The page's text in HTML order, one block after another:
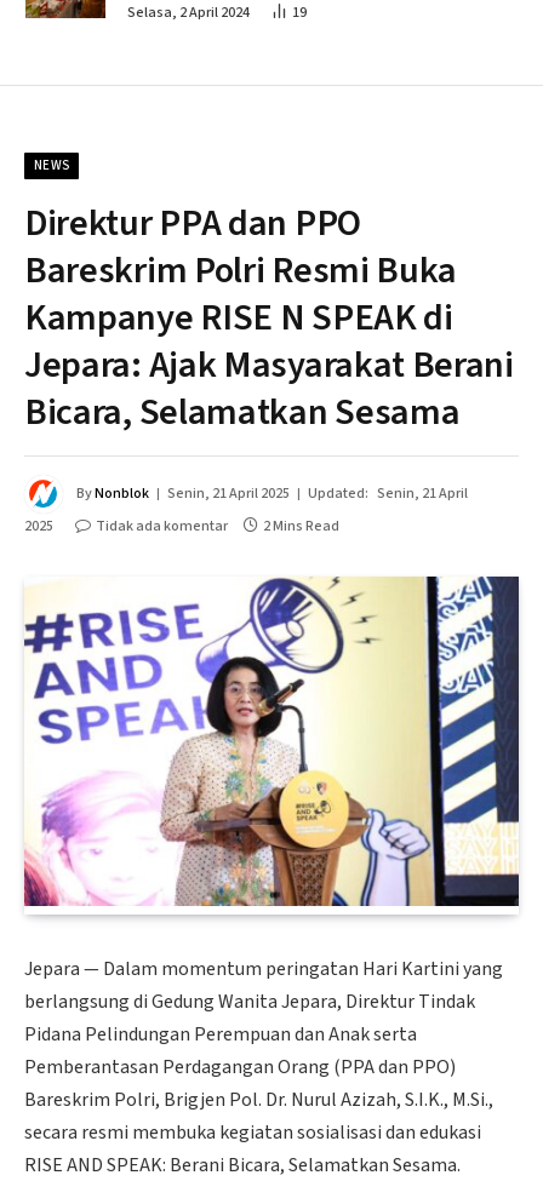
Selasa, 2 April 2024 19
NEWS
Direktur PPA dan PPO
Bareskrim Polri Resmi Buka
Kampanye RISE N SPEAK di
Jepara: Ajak Masyarakat Berani
Bicara, Selamatkan Sesama
ByNonblok Senin, 21 April 2025 Updated: Senin, 21 April
2025
Tidak ada komentar 2 Mins Read
Jepara — Dalam momentum peringatan Hari Kartini yang
berlangsung di Gedung Wanita Jepara, Direktur Tindak
Pidana Pelindungan Perempuan dan Anak serta
Pemberantasan Perdagangan Orang (PPA dan PPO)
Bareskrim Polri, Brigjen Pol. Dr. Nurul Azizah, S.I.K., M.Si.,
secara resmi membuka kegiatan sosialisasi dan edukasi
RISE AND SPEAK: Berani Bicara, Selamatkan Sesama.